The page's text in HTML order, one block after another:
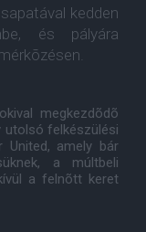
kedden
és pályára
megkezdõdõ
felkészülési
United, amely bár
a múltbeli
a felnõtt keret